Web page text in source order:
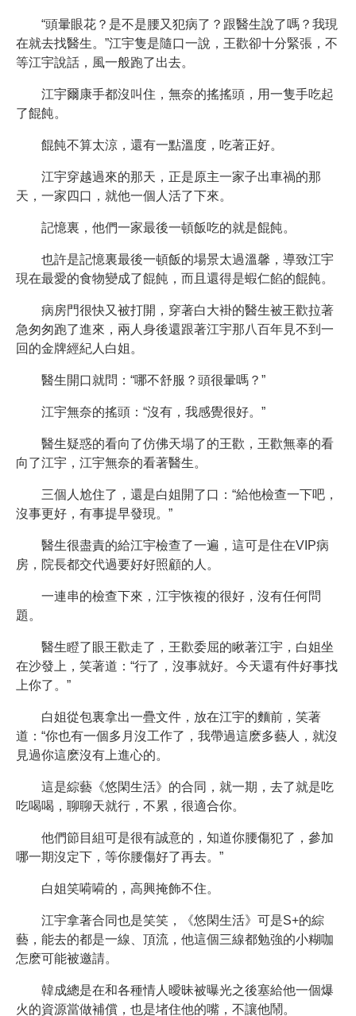
“頭暈眼花？是不是腰又犯病了？跟醫生說了嗎？我現
在就去找醫生。”江宇隻是隨口一說，王歡卻十分緊張，不
等江宇說話，風一般跑了出去。
江宇爾康手都沒叫住，無奈的搖搖頭，用一隻手吃起
了餛飩。
餛飩不算太涼，還有一點溫度，吃著正好。
江宇穿越過來的那天，正是原主一家子出車禍的那
天，一家四口，就他一個人活了下來。
記憶裏，他們一家最後一頓飯吃的就是餛飩。
也許是記憶裏最後一頓飯的場景太過溫馨，導致江宇
現在最愛的食物變成了餛飩，而且還得是蝦仁餡的餛飩。
病房門很快又被打開，穿著白大褂的醫生被王歡拉著
急匆匆跑了進來，兩人身後還跟著江宇那八百年見不到一
回的金牌經紀人白姐。
醫生開口就問：“哪不舒服？頭很暈嗎？”
江宇無奈的搖頭：“沒有，我感覺很好。”
醫生疑惑的看向了仿佛天塌了的王歡，王歡無辜的看
向了江宇，江宇無奈的看著醫生。
三個人尬住了，還是白姐開了口：“給他檢查一下吧，
沒事更好，有事提早發現。”
醫生很盡責的給江宇檢查了一遍，這可是住在VIP病
房，院長都交代過要好好照顧的人。
一連串的檢查下來，江宇恢複的很好，沒有任何問
題。
醫生瞪了眼王歡走了，王歡委屈的瞅著江宇，白姐坐
在沙發上，笑著道：“行了，沒事就好。今天還有件好事找
上你了。”
白姐從包裏拿出一疊文件，放在江宇的麵前，笑著
道：“你也有一個多月沒工作了，我帶過這麽多藝人，就沒
見過你這麽沒有上進心的。
這是綜藝《悠閑生活》的合同，就一期，去了就是吃
吃喝喝，聊聊天就行，不累，很適合你。
他們節目組可是很有誠意的，知道你腰傷犯了，參加
哪一期沒定下，等你腰傷好了再去。”
白姐笑嗬嗬的，高興掩飾不住。
江宇拿著合同也是笑笑，《悠閑生活》可是S+的綜
藝，能去的都是一線、頂流，他這個三線都勉強的小糊咖
怎麽可能被邀請。
韓成總是在和各種情人曖昧被曝光之後塞給他一個爆
火的資源當做補償，也是堵住他的嘴，不讓他鬧。